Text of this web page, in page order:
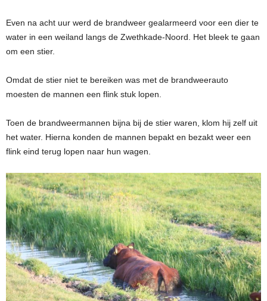
Even na acht uur werd de brandweer gealarmeerd voor een dier te
water in een weiland langs de Zwethkade-Noord. Het bleek te gaan
om een stier.
Omdat de stier niet te bereiken was met de brandweerauto
moesten de mannen een flink stuk lopen.
Toen de brandweermannen bijna bij de stier waren, klom hij zelf uit
het water. Hierna konden de mannen bepakt en bezakt weer een
flink eind terug lopen naar hun wagen.